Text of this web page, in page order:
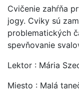
Cvičenie zahŕňa
jogy. Cviky sú
problematických
spevňovanie
Lektor : Mária
Miesto : Malá